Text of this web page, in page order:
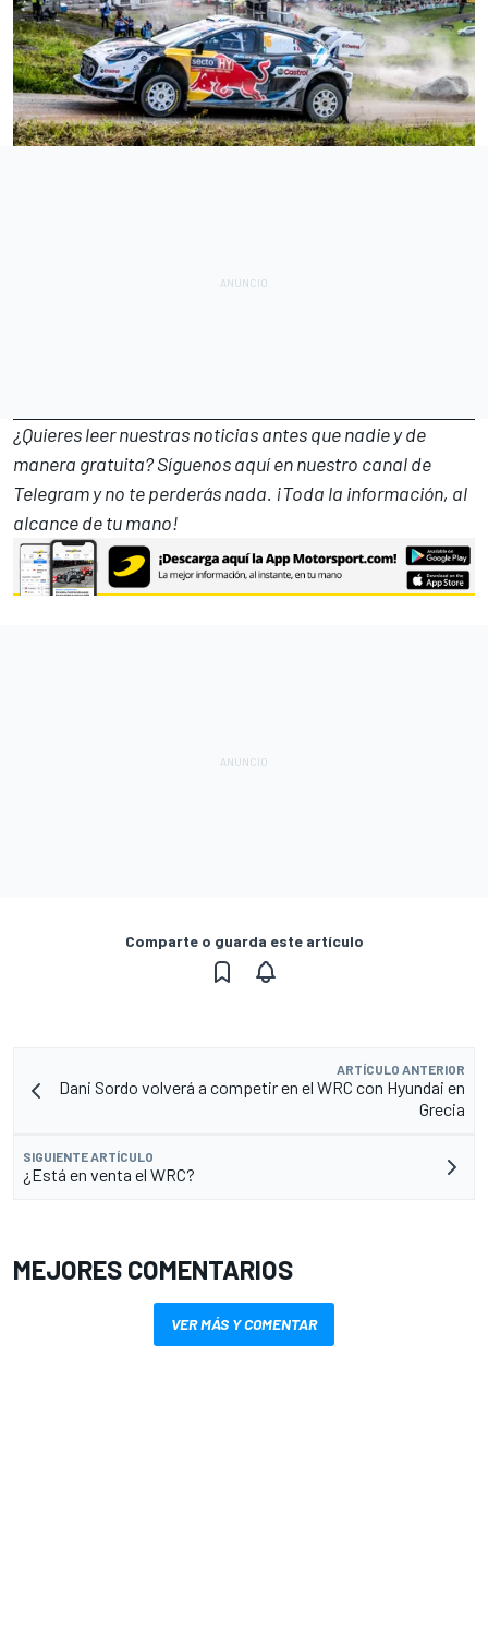
¿Quieres leer nuestras noticias antes que nadie y de
manera gratuita? Síguenosaquí en nuestro canal de
Telegramy no te perderás nada. ¡Toda la información, al
alcance de tu mano!
Comparte o guarda este artículo
ARTÍCULO ANTERIOR
Dani Sordo volverá a competir en el WRC con Hyundai en
Grecia
SIGUIENTE ARTÍCULO
¿Está en venta el WRC?
MEJORES COMENTARIOS
VER MÁS Y COMENTAR